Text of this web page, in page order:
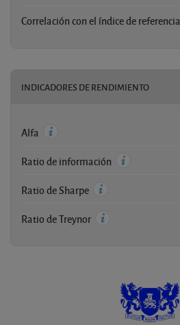
Correlación con el índice de referencia
INDICADORES DE RENDIMIENTO
Alfa
Ratio de información
Ratio de Sharpe
Ratio de Treynor